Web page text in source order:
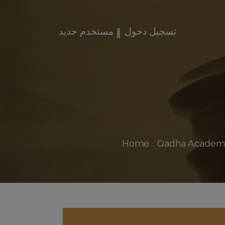
مستخدم جديد تسجيل دخول
Home Qadha